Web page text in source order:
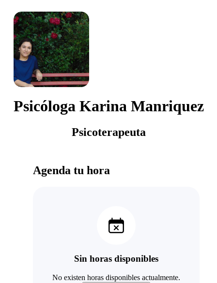
Psicóloga Karina Manriquez
Psicoterapeuta
Agenda tu hora
Sin horas disponibles
No existen horas disponibles actualmente.